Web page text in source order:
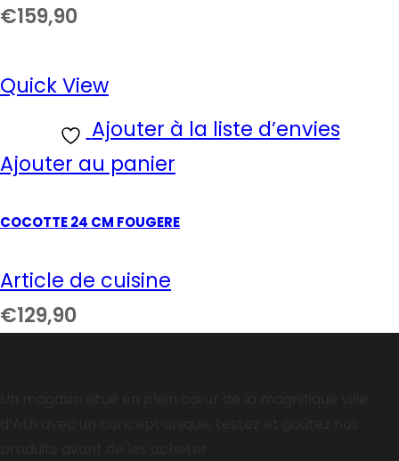
€159,90
Quick View
Ajouter à la liste d’envies
Ajouter au panier
COCOTTE 24 CM FOUGERE
Article de cuisine
€129,90